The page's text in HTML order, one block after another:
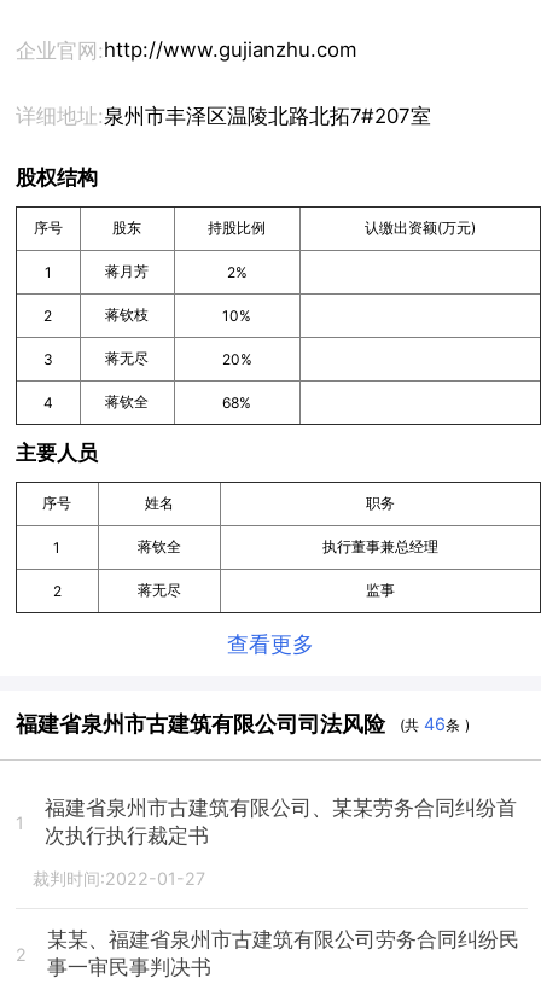
企业官网:http://www.gujianzhu.com
详细地址:泉州市丰泽区温陵北路北拓7#207室
股权结构
序号 股东 持股比例 认缴出资额(万元)
1 蒋月芳 2%
2 蒋钦枝 10%
3 蒋无尽 20%
4 蒋钦全 68%
主要人员
序号 姓名 职务
1 蒋钦全 执行董事兼总经理
2 蒋无尽 监事
查看更多
福建省泉州市古建筑有限公司司法风险 (共46条 )
1
福建省泉州市古建筑有限公司、某某劳务合同纠纷首
次执行执行裁定书
裁判时间:2022-01-27
2
某某、福建省泉州市古建筑有限公司劳务合同纠纷民
事一审民事判决书